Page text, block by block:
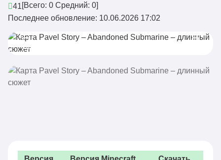
41[Всего: 0 Средний: 0]
Последнее обновление: 10.06.2026 17:02